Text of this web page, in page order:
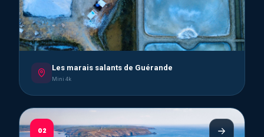
Les marais salants de Guérande
Mini 4k
02